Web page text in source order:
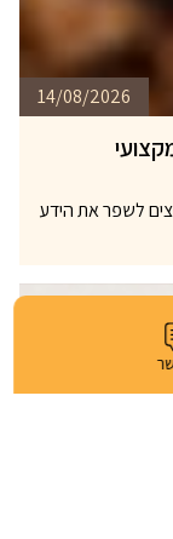
14/08/2026
לשפר את הידע